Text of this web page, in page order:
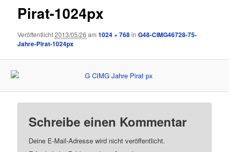
Pirat-1024px
Veröffentlicht2013/05/26 am1024 × 768inG48-CIMG46728-75-
Jahre-Pirat-1024px
Schreibe einen Kommentar
Deine E-Mail-Adresse wird nicht veröffentlicht.